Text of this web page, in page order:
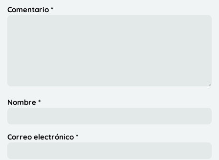
Comentario *
Nombre *
Correo electrónico *